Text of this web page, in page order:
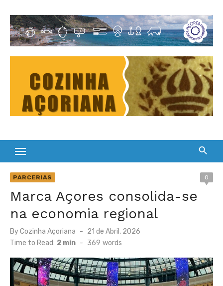
content
Cultura Gastronómica dos Açores
PARCERIAS 0
Marca Açores consolida-se
na economia regional
ByCozinha Açoriana
Posted
on
21 de Abril, 2026
Time to Read: 2 min - 369 words